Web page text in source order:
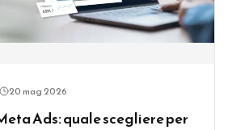
20 mag 2026
Ads: quale scegliere per